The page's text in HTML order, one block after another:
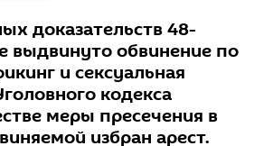
доказательств 48-
выдвинуто обвинение по
и сексуальная
кодекса
меры пресечения в
избран арест.